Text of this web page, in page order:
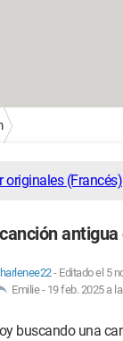
originales (Francés)
antigua
- Editado el 5
Emilie - 19 feb. 2025 a
buscando una